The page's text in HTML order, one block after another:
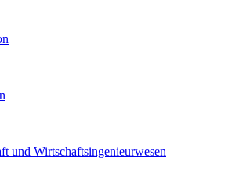
und Wirtschaftsingenieurwesen